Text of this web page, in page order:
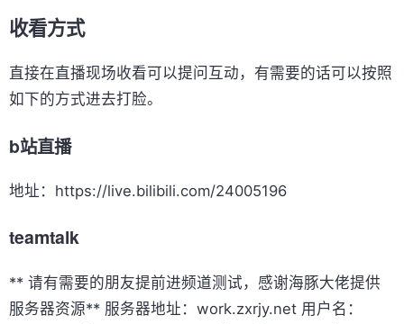
收看方式
直接在直播现场收看可以提问互动，有需要的话可以按照
如下的方式进去打脸。
b站直播
地址：https://live.bilibili.com/24005196
teamtalk
** 请有需要的朋友提前进频道测试，感谢海豚大佬提供
服务器资源** 服务器地址：work.zxrjy.net 用户名：